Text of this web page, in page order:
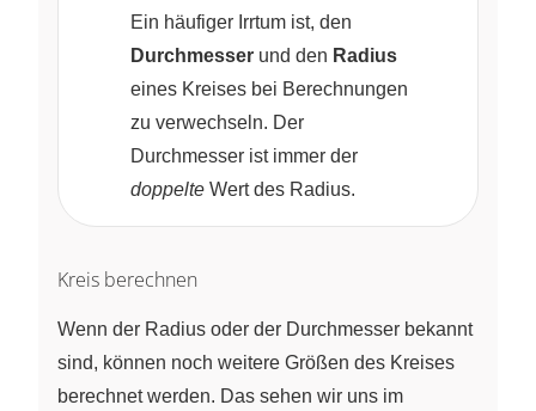
Ein häufiger Irrtum ist, den
Durchmesser und den Radius
eines Kreises bei Berechnungen
zu verwechseln. Der
Durchmesser ist immer der
doppelte Wert des Radius.
Kreis berechnen
Wenn der Radius oder der Durchmesser bekannt
sind, können noch weitere Größen des Kreises
berechnet werden. Das sehen wir uns im